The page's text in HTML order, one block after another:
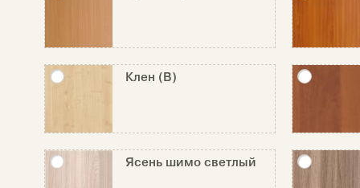
Клен (В)
Ясень шимо светлый